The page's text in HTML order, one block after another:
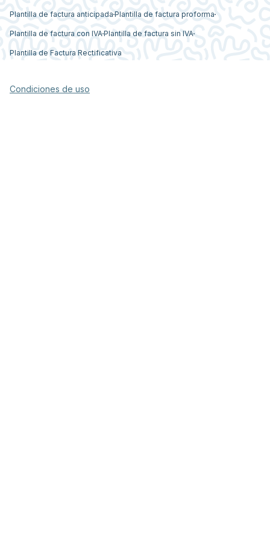
Plantilla de factura anticipada Plantilla de factura proforma
Plantilla de factura con IVA Plantilla de factura sin IVA
Plantilla de Factura Rectificativa
Condiciones de uso